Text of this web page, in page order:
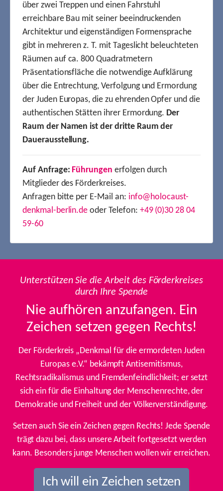
über zwei Treppen und einen Fahrstuhl
erreichbare Bau mit seiner beeindruckenden
Architektur und eigenständigen Formensprache
gibt in mehreren z. T. mit Tageslicht beleuchteten
Räumen auf ca. 800 Quadratmetern
Präsentationsfläche die notwendige Aufklärung
über die Entrechtung, Verfolgung und Ermordung
der Juden Europas, die zu ehrenden Opfer und die
authentischen Stätten ihrer Ermordung. Der
Raum der Namen ist der dritte Raum der
Dauerausstellung.
Auf Anfrage: Führungen erfolgen durch
Mitglieder des Förderkreises.
Anfragen bitte per E-Mail an: info@holocaust-
denkmal-berlin.de oder Telefon: +49 (0)30 28 04
59-60
Unterstützen Sie die Arbeit des Förderkreises
durch Ihre Spende
Nie aufhören anzufangen. Ein
Zeichen setzen gegen Rechts!
Der Förderkreis „Denkmal für die ermordeten Juden
Europas e.V.“ bekämpft Antisemitismus,
Rechtsradikalismus und Fremdenfeindlichkeit; er setzt
sich ein für die Einhaltung der Menschenrechte, der
Demokratie und Freiheit und der Völkerverständigung.
Setzen auch Sie ein Zeichen gegen Rechts! Jede Spende
trägt dazu bei, dass unsere Arbeit fortgesetzt werden
kann. Besonders junge Menschen wollen wir erreichen.
Ich will ein Zeichen setzen